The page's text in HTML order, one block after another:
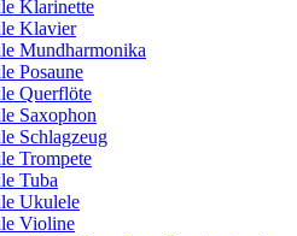
Klarinette
Klavier
Mundharmonika
Posaune
Querflöte
Saxophon
Schlagzeug
Trompete
Tuba
Ukulele
Violine